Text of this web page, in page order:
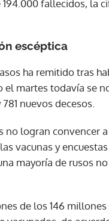
194.000 fallecidos, la
escéptica
ha remitido tras
el martes todavía se
nuevos decesos.
no logran convencer
vacunas y
mayoría de rusos
de los 146 millones